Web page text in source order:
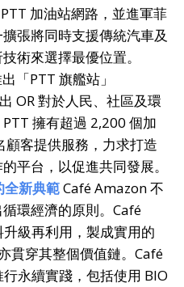
加油站網路，並進軍菲
張將同時支援傳統汽車及
術來選擇最優位置。
「PTT 旗艦站」
OR 對於人民、社區及環
擁有超過 2,200 個加
客提供服務，力求打造
平台，以促進共同發展。
全新典範Café Amazon 不
環經濟的原則。Café
級再利用，製成實用的
貫穿其整個價值鏈。Café
永續實踐，包括使用 BIO